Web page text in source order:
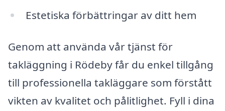
Estetiska förbättringar av ditt hem
Genom att använda vår tjänst för
takläggning i Rödeby får du enkel tillgång
till professionella takläggare som förstått
vikten av kvalitet och pålitlighet. Fyll i dina